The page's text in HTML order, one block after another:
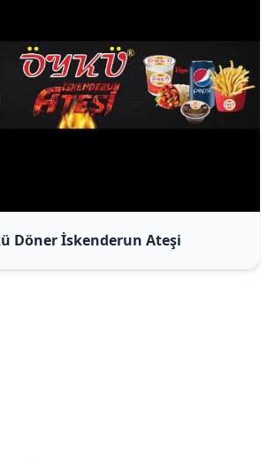
Döner İskenderun Ateşi